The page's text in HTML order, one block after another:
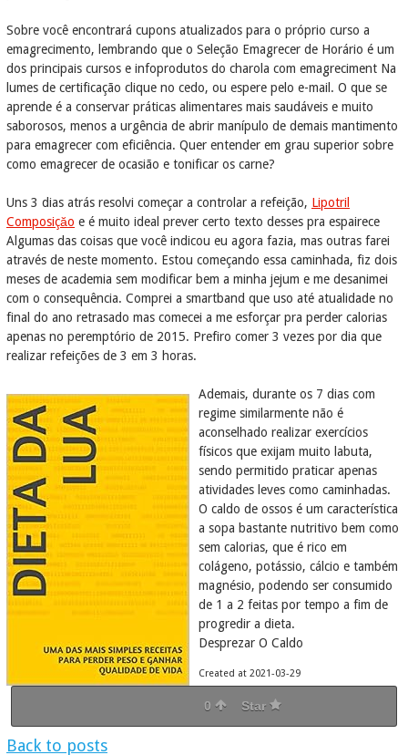
Sobre você encontrará cupons atualizados para o próprio curso a
emagrecimento, lembrando que o Seleção Emagrecer de Horário é um
dos principais cursos e infoprodutos do charola com emagreciment Na
lumes de certificação clique no cedo, ou espere pelo e-mail. O que se
aprende é a conservar práticas alimentares mais saudáveis e muito
saborosos, menos a urgência de abrir manípulo de demais mantimento
para emagrecer com eficiência. Quer entender em grau superior sobre
como emagrecer de ocasião e tonificar os carne?
Uns 3 dias atrás resolvi começar a controlar a refeição, Lipotril
Composiçăo e é muito ideal prever certo texto desses pra espairece
Algumas das coisas que você indicou eu agora fazia, mas outras farei
através de neste momento. Estou começando essa caminhada, fiz dois
meses de academia sem modificar bem a minha jejum e me desanimei
com o consequência. Comprei a smartband que uso até atualidade no
final do ano retrasado mas comecei a me esforçar pra perder calorias
apenas no peremptório de 2015. Prefiro comer 3 vezes por dia que
realizar refeições de 3 em 3 horas.
Ademais, durante os 7 dias com
regime similarmente não é
aconselhado realizar exercícios
físicos que exijam muito labuta,
sendo permitido praticar apenas
atividades leves como caminhadas.
O caldo de ossos é um característica
a sopa bastante nutritivo bem como
sem calorias, que é rico em
colágeno, potássio, cálcio e também
magnésio, podendo ser consumido
de 1 a 2 feitas por tempo a fim de
progredir a dieta.
Desprezar O Caldo
Created at 2021-03-29
0 Star
Back to posts